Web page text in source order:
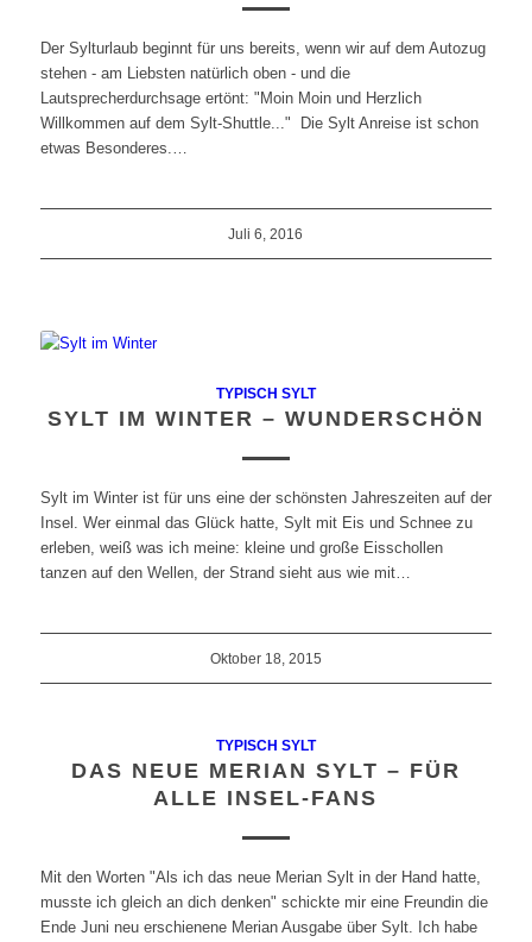
Der Sylturlaub beginnt für uns bereits, wenn wir auf dem Autozug
stehen - am Liebsten natürlich oben - und die
Lautsprecherdurchsage ertönt: "Moin Moin und Herzlich
Willkommen auf dem Sylt-Shuttle..." Die Sylt Anreise ist schon
etwas Besonderes.…
Juli 6, 2016
TYPISCH SYLT
SYLT IM WINTER – WUNDERSCHÖN
Sylt im Winter ist für uns eine der schönsten Jahreszeiten auf der
Insel. Wer einmal das Glück hatte, Sylt mit Eis und Schnee zu
erleben, weiß was ich meine: kleine und große Eisschollen
tanzen auf den Wellen, der Strand sieht aus wie mit…
Oktober 18, 2015
TYPISCH SYLT
DAS NEUE MERIAN SYLT – FÜR
ALLE INSEL-FANS
Mit den Worten "Als ich das neue Merian Sylt in der Hand hatte,
musste ich gleich an dich denken" schickte mir eine Freundin die
Ende Juni neu erschienene Merian Ausgabe über Sylt. Ich habe